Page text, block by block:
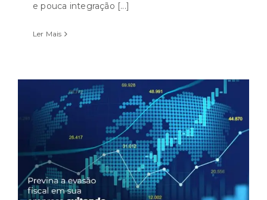
e pouca integração [...]
Ler Mais